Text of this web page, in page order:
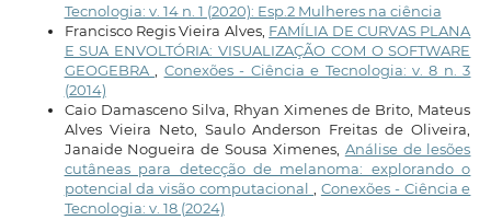
Tecnologia: v. 14 n. 1 (2020): Esp.2 Mulheres na ciência
Francisco Regis Vieira Alves, FAMÍLIA DE CURVAS PLANA
E SUA ENVOLTÓRIA: VISUALIZAÇÃO COM O SOFTWARE
GEOGEBRA
Conexões - Ciência e Tecnologia: v. 8 n. 3
(2014)
Caio Damasceno Silva, Rhyan Ximenes de Brito, Mateus
Alves Vieira Neto, Saulo Anderson Freitas de Oliveira,
Janaide Nogueira de Sousa Ximenes, Análise de lesões
cutâneas para detecção de melanoma: explorando o
potencial da visão computacional
Conexões - Ciência e
Tecnologia: v. 18 (2024)